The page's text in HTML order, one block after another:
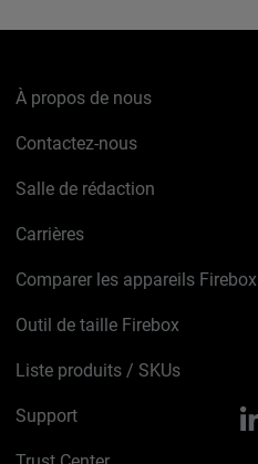
À propos de nous
Contactez-nous
Salle de rédaction
Carrières
Comparer les appareils Firebox
Outil de taille Firebox
Liste produits / SKUs
Support